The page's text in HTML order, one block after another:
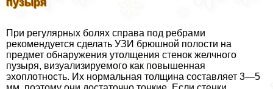
пузыря
При регулярных болях справа под ребрами
рекомендуется сделать УЗИ брюшной полости на
предмет обнаружения утолщения стенок желчного
пузыря, визуализируемого как повышенная
эхоплотность. Их нормальная толщина составляет 3—5